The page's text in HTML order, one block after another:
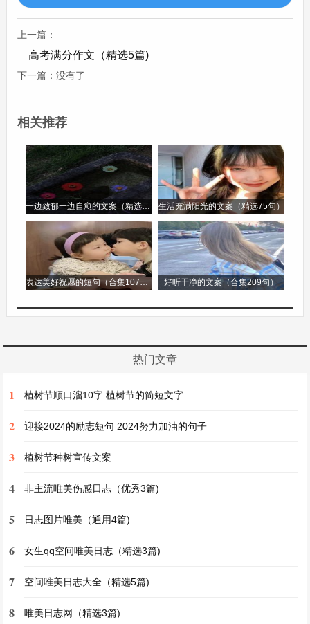
可以画出一些基本的物体，比如花朵、小动物等。
随着不断地学习和练习，我的绘画技巧日益提高。
我能够熟练地运用色彩来表达情感，用线条来勾勒
物体的轮廓。无论是阳光明媚的风景，还是充满想
象力的幻想世界，我都能通过画笔展现出来。每次
的过程中，用心去描绘每一个细节。当看到自己的
作品被展示出来，受到同学们的称赞时，我心中充
满了自豪。绘画不仅是我的拿手好戏，更是我表达
内心世界的独特方式。
我的拿手好戏作文400字第3篇
我的拿手好戏作文400字
《我的拿手好戏》
每个人都有自己的拿手好戏，而我的拿手好戏就是
我对画画的热爱源于一次偶然的机会。小时候，我
磁石一样吸引着我。从那以后，我便踏上了绘画之
路。我从简单的线条开始学起，不断地练习画直
活灵活现的小动物。我最喜欢画的是风景画。用画
上一篇：
高考满分作文（精选5篇)
下一篇：没有了
相关推荐
一边致郁一边自愈的文案（精选96句） 生活充满阳光的文案（精选75句）
表达美好祝愿的短句（合集107句） 好听干净的文案（合集209句）
热门文章
1 植树节顺口溜10字 植树节的简短文字
2 迎接2024的励志短句 2024努力加油的句子
3 植树节种树宣传文案
4 非主流唯美伤感日志（优秀3篇)
5 日志图片唯美（通用4篇)
6 女生qq空间唯美日志（精选3篇)
7 空间唯美日志大全（精选5篇)
8 唯美日志网（精选3篇)